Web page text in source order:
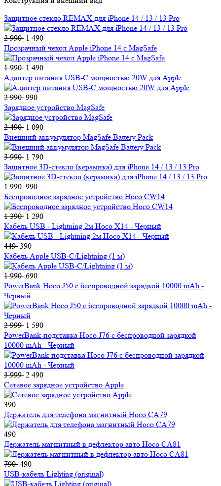
Защитное стекло REMAX для iPhone 14 / 13 / 13 Pro
2 990 1 490
Прозрачный чехол Apple iPhone 14 c MagSafe
1 990 1 490
Адаптер питания USB-C мощностью 20W для Apple
2 990 990
Зарядное устройство MagSafe
2 490 1 090
Внешний аккумулятор MagSafe Battery Pack
3 990 1 790
Защитное 3D-стекло (керамика) для iPhone 14 / 13 / 13 Pro
1 990 990
Беспроводное зарядное устройство Hoco CW14
1 390 1 290
Кабель USB - Lightning 2м Hoco X14 - Черный
449 390
Кабель Apple USB-C/Lightning (1 м)
1 990 690
PowerBank Hoco J50 с беспроводной зарядкой 10000 mAh -
Черный
2 999 1 590
PowerBank-подставка Hoco J76 с беспроводной зарядкой
10000 mAh - Черный
3 999 2 490
Сетевое зарядное устройство Apple
390
Держатель для телефона магнитный Hoco CA79
490
Держатель магнитный в дефлектор авто Hoco CA81
790 490
USB-кабель Lighting (original)